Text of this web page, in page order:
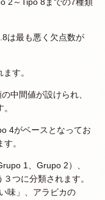
は最も悪く欠点数が
す。
中間値が設けられ、
4がベースとなってお
。
1、Grupo 2）、
つに分類されます。
味」、アラビカの